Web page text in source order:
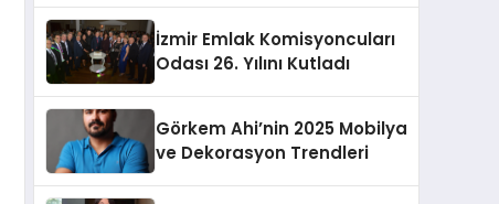
İzmir Emlak Komisyoncuları
Odası 26. Yılını Kutladı
Görkem Ahi’nin 2025 Mobilya
ve Dekorasyon Trendleri